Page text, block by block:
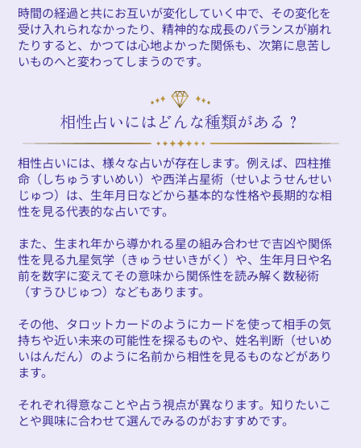
時間の経過と共にお互いが変化していく中で、その変化を
受け入れられなかったり、精神的な成長のバランスが崩れ
たりすると、かつては心地よかった関係も、次第に息苦し
いものへと変わってしまうのです。
相性占いにはどんな種類がある？
相性占いには、様々な占いが存在します。例えば、四柱推
命（しちゅうすいめい）や西洋占星術（せいようせんせい
じゅつ）は、生年月日などから基本的な性格や長期的な相
性を見る代表的な占いです。
また、生まれ年から導かれる星の組み合わせで吉凶や関係
性を見る九星気学（きゅうせいきがく）や、生年月日や名
前を数字に変えてその意味から関係性を読み解く数秘術
（すうひじゅつ）などもあります。
その他、タロットカードのようにカードを使って相手の気
持ちや近い未来の可能性を探るものや、姓名判断（せいめ
いはんだん）のように名前から相性を見るものなどがあり
ます。
それぞれ得意なことや占う視点が異なります。知りたいこ
とや興味に合わせて選んでみるのがおすすめです。